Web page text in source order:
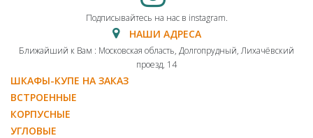
Подписывайтесь на нас в instagram.
НАШИ АДРЕСА
Ближайший к Вам : Московская область, Долгопрудный, Лихачёвский
проезд, 14
ШКАФЫ-КУПЕ НА ЗАКАЗ
ВСТРОЕННЫЕ
КОРПУСНЫЕ
УГЛОВЫЕ